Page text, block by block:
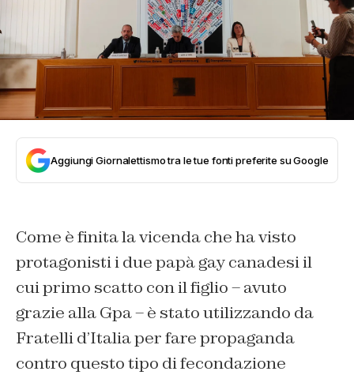
Aggiungi Giornalettismo tra le tue fonti preferite su Google
Come è finita la vicenda che ha visto
protagonisti i due papà gay canadesi il
cui primo scatto con il figlio – avuto
grazie alla Gpa – è stato utilizzando da
Fratelli d’Italia per fare propaganda
contro questo tipo di fecondazione